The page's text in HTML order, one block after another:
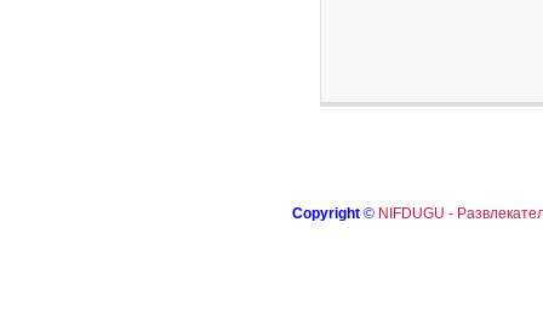
Copyright © NIFDUGU -